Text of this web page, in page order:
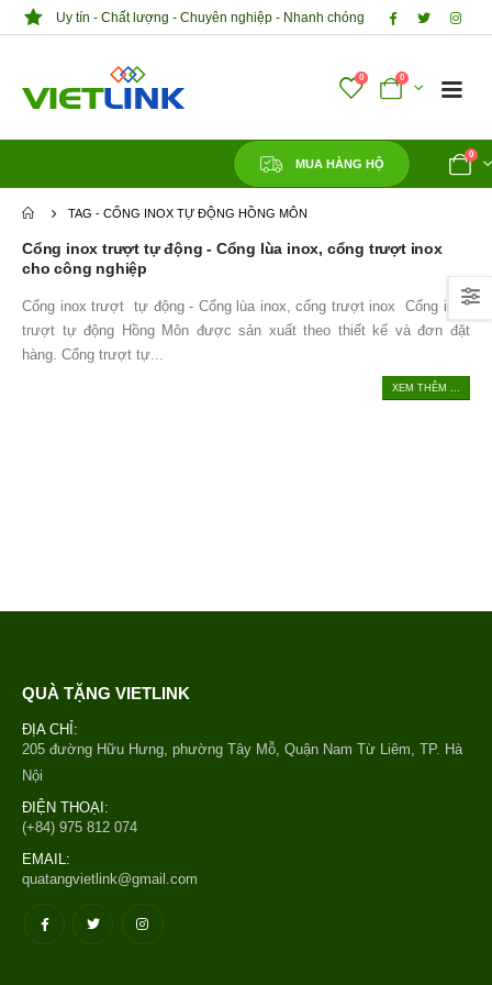
Uy tín - Chất lượng - Chuyên nghiệp - Nhanh chóng
0 0
MUA HÀNG HỘ
0
TAG - CỔNG INOX TỰ ĐỘNG HỒNG MÔN
Cổng inox trượt tự động - Cổng lùa inox, cổng trượt inox
cho công nghiệp
Cổng inox trượt tự động - Cổng lùa inox, cổng trượt inox Cổng inox
trượt tự động Hồng Môn được sản xuất theo thiết kế và đơn đặt
hàng. Cổng trượt tự...
XEM THÊM ...
QUÀ TẶNG VIETLINK
ĐỊA CHỈ:
205 đường Hữu Hưng, phường Tây Mỗ, Quận Nam Từ Liêm, TP. Hà
Nội
ĐIỆN THOẠI:
(+84) 975 812 074
EMAIL:
quatangvietlink@gmail.com